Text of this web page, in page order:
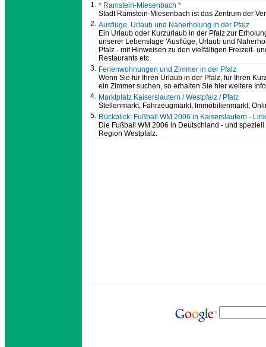
1. * Ramstein-Miesenbach *
Stadt Ramstein-Miesenbach ist das Zentrum der
2. Ausflüge, Urlaub und Naherholung in der Pfalz
Ein Urlaub oder Kurzurlaub in der Pfalz zur
unserer Lebenslage 'Ausflüge, Urlaub und
Pfalz - mit Hinweisen zu den vielfältigen Freizeit-
Restaurants etc.
3. Ferienwohnungen und Zimmer in der Pfalz
Wenn Sie für Ihren Urlaub in der Pfalz, für Ihren
ein Zimmer suchen, so erhalten Sie hier weitere
4. Marktplatz Kaiserslautern / Westpfalz / Pfalz
Stellenmarkt, Fahrzeugmarkt, Immobilienmarkt,
5. Rückblick: Fußball WM 2006 in Kaiserslautern -
Die Fußball WM 2006 in Deutschland - und
Region Westpfalz.